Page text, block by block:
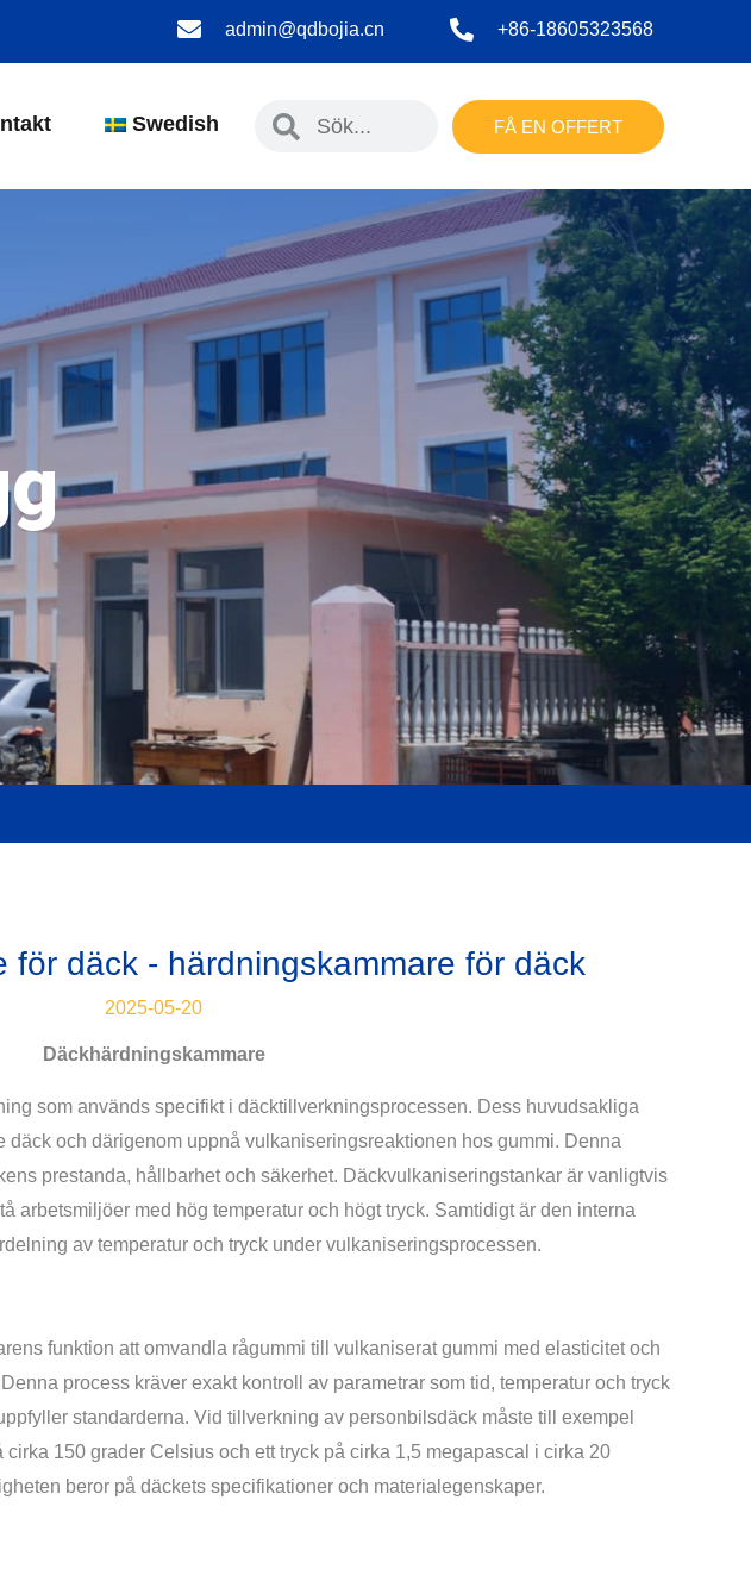
admin@qdbojia.cn +86-18605323568
Swedish FÅ EN OFFERT
för däck - härdningskammare för däck
2025-05-20
Däckhärdningskammare
som används specifikt i däcktillverkningsprocessen. Dess huvudsakliga
däck och därigenom uppnå vulkaniseringsreaktionen hos gummi. Denna
prestanda, hållbarhet och säkerhet. Däckvulkaniseringstankar är vanligtvis
arbetsmiljöer med hög temperatur och högt tryck. Samtidigt är den interna
av temperatur och tryck under vulkaniseringsprocessen.
funktion att omvandla rågummi till vulkaniserat gummi med elasticitet och
process kräver exakt kontroll av parametrar som tid, temperatur och tryck
standarderna. Vid tillverkning av personbilsdäck måste till exempel
150 grader Celsius och ett tryck på cirka 1,5 megapascal i cirka 20
beror på däckets specifikationer och materialegenskaper.